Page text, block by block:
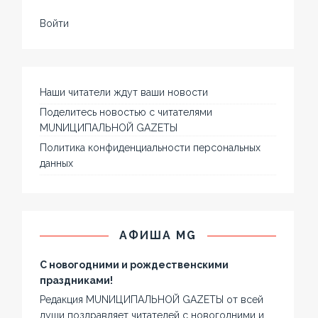
Войти
Наши читатели ждут ваши новости
Поделитесь новостью с читателями
MUNИЦИПАЛЬНОЙ GAZЕТЫ
Политика конфиденциальности персональных
данных
АФИША MG
С новогодними и рождественскими
праздниками!
Редакция MUNИЦИПАЛЬНОЙ GAZЕТЫ от всей
души поздравляет читателей с новогодними и